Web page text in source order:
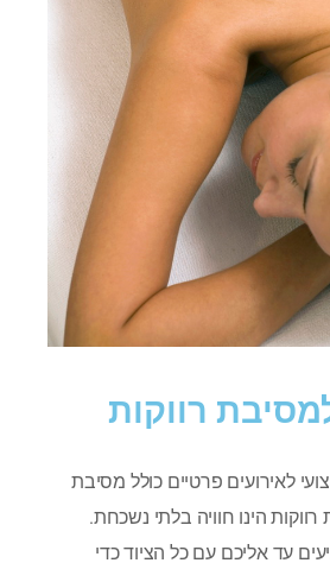
רווקות
לאירועים פרטיים כולל מסיבת
רווקות הינו חוויה בלתי נשכחת.
עד אליכם עם כל הציוד כדי